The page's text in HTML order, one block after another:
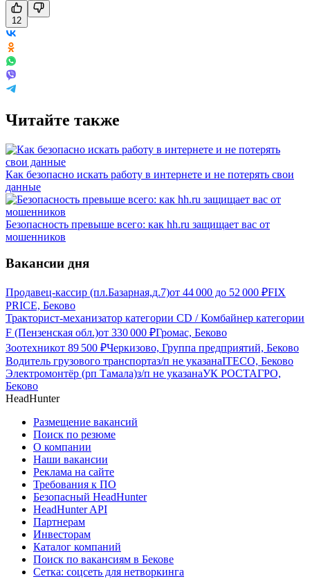
12
Читайте также
Как безопасно искать работу в интернете и не потерять свои
данные
Безопасность превыше всего: как hh.ru защищает вас от
мошенников
Вакансии дня
Продавец-кассир (пл.Базарная,д.7)от 44 000 до 52 000 ₽FIX
PRICE, Беково
Тракторист-механизатор категории CD / Комбайнер категории
F (Пензенская обл.)от 330 000 ₽Громас, Беково
Зоотехникот 89 500 ₽Черкизово, Группа предприятий, Беково
Водитель грузового транспортаз/п не указанаITECO, Беково
Электромонтёр (рп Тамала)з/п не указанаУК РОСТАГРО,
Беково
HeadHunter
Размещение вакансий
Поиск по резюме
О компании
Наши вакансии
Реклама на сайте
Требования к ПО
Безопасный HeadHunter
HeadHunter API
Партнерам
Инвесторам
Каталог компаний
Поиск по вакансиям в Бекове
Сетка: соцсеть для нетворкинга